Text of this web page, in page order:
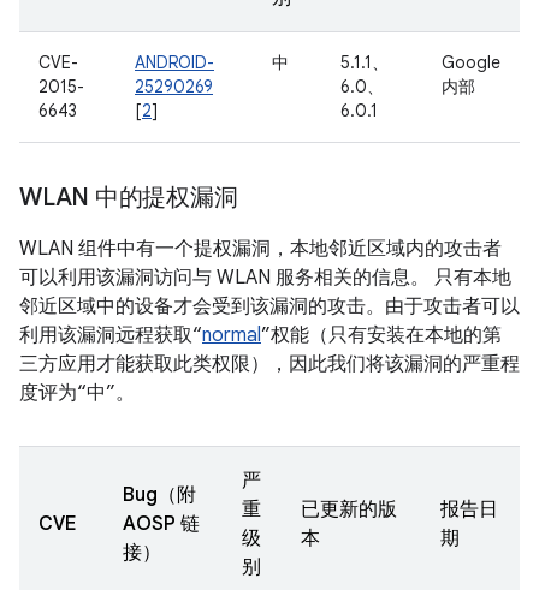
CVE-
2015-
6643
ANDROID-
25290269
[2]
中
5.1.1、
6.0、
6.0.1
Google
内部
WLAN 中的提权漏洞
WLAN 组件中有一个提权漏洞，本地邻近区域内的攻击者
可以利用该漏洞访问与 WLAN 服务相关的信息。 只有本地
邻近区域中的设备才会受到该漏洞的攻击。由于攻击者可以
利用该漏洞远程获取“normal”权能（只有安装在本地的第
三方应用才能获取此类权限），因此我们将该漏洞的严重程
度评为“中”。
CVE
Bug（附
AOSP 链
接）
严
重
级
别
已更新的版
本
报告日
期